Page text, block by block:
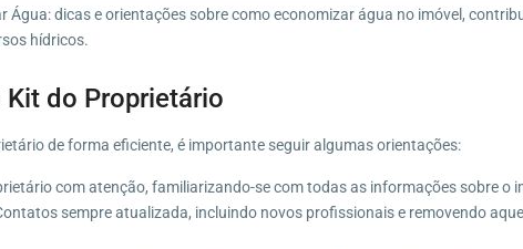
Água: dicas e orientações sobre como economizar água no imóvel,
hídricos.
do Proprietário
de forma eficiente, é importante seguir algumas orientações:
com atenção, familiarizando-se com todas as informações sobre o
sempre atualizada, incluindo novos profissionais e removendo